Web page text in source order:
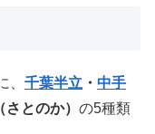
、 千葉半立 ・ 中手
とのか） の5種類